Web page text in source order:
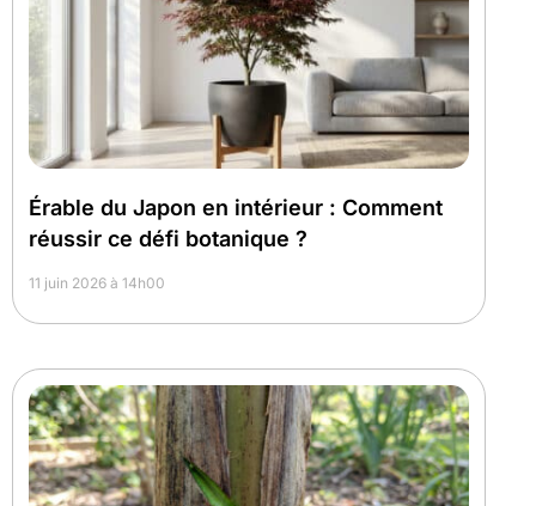
Érable du Japon en intérieur : Comment
réussir ce défi botanique ?
11 juin 2026 à 14h00